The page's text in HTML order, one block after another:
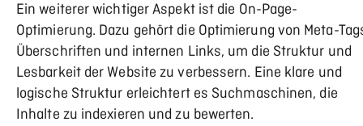
Ein weiterer wichtiger Aspekt ist die On-Page-
Optimierung. Dazu gehört die Optimierung von Meta-
Überschriften und internen Links, um die Struktur und
Lesbarkeit der Website zu verbessern. Eine klare und
logische Struktur erleichtert es Suchmaschinen, die
Inhalte zu indexieren und zu bewerten.